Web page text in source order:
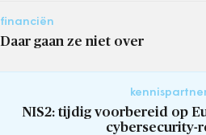
financiën
Daar gaan ze niet over
NIS2: tijdig voorbereid op
cybersecurity-